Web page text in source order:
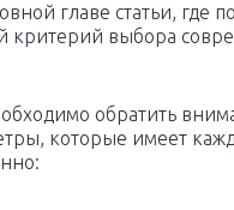
главе статьи, где
критерий выбора
обратить
которые имеет